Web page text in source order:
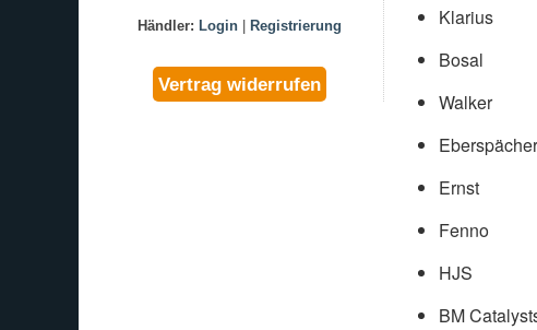
Klarius
Bosal
Walker
Eberspächer
Ernst
Fenno
HJS
BM
Händler: Login| Registrierung